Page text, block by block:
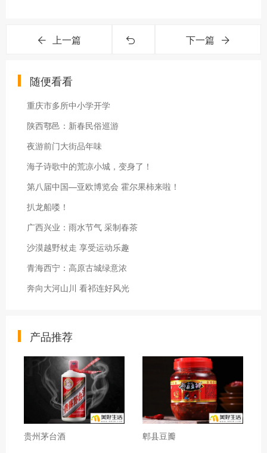
上一篇 下一篇
随便看看
重庆市多所中小学开学
陕西鄠邑：新春民俗巡游
夜游前门大街品年味
海子诗歌中的荒凉小城，变身了！
第八届中国—亚欧博览会 霍尔果柿来啦！
扒龙船喽！
广西兴业：雨水节气 采制春茶
沙漠越野杖走 享受运动乐趣
青海西宁：高原古城绿意浓
奔向大河山川 看祁连好风光
产品推荐
贵州茅台酒 郫县豆瓣